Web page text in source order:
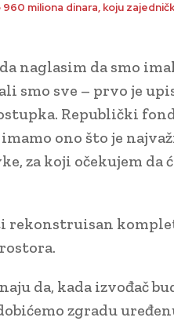
miliona dinara, koju
da naglasim da smo
smo sve – prvo je
Republički
ono što je
za koji očekujem da
rekonstruisan
da, kada izvođač
zgradu